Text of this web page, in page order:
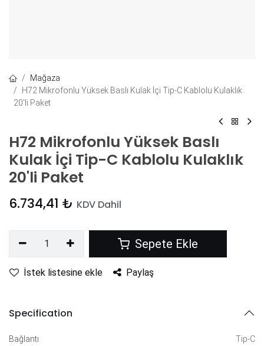
Mağaza
H72 Mikrofonlu Yüksek Baslı Kulak İçi Tip-C Kablolu Kulaklık
20'li Paket
H72 Mikrofonlu Yüksek Baslı
Kulak İçi Tip-C Kablolu Kulaklık
20'li Paket
6.734,41 ₺ KDV Dahil
Sepete Ekle
İstek listesine ekle Paylaş
Specification
Bağlantı
Tip-C